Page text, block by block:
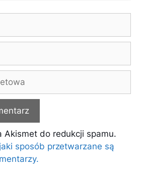
Akismet do redukcji spamu.
sposób przetwarzane są